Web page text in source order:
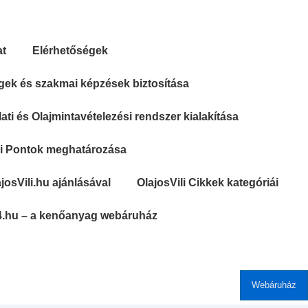
Elérhetőségek
és szakmai képzések biztosítása
és Olajmintavételezési rendszer kialakítása
Pontok meghatározása
ajánlásával OlajosVili Cikkek kategóriái
– a kenőanyag webáruház
Webáruház